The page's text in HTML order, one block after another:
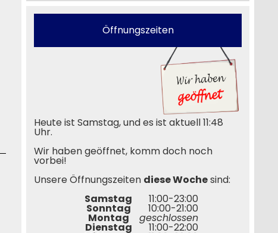
Öffnungszeiten
Heute ist Samstag, und es ist aktuell 11:48
Uhr.
Wir haben geöffnet, komm doch noch
vorbei!
Unsere Öffnungszeiten diese Wochesind:
Samstag
11:00-23:00
Sonntag 10:00-21:00
Montag geschlossen
Dienstag 11:00-22:00